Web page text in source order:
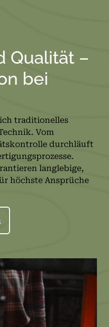
Qualität –
bei
traditionelles
Vom
durchläuft
langlebige,
höchste Ansprüche